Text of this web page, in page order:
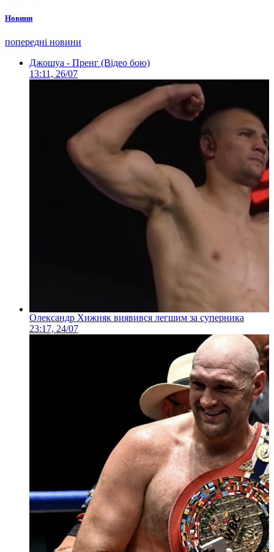
Новини
попередні новини
Джошуа - Пренг (Відео бою)
13:11, 26/07
Олександр Хижняк виявився легшим за суперника
23:17, 24/07